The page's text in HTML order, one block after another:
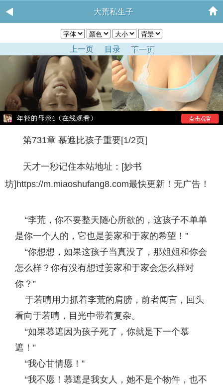
大荒私生子
上一页 目录 下一页
第731章 慕遮比孩子重要[1/2页]
天才一秒记住本站地址：[妙书
坊]https://m.miaoshufang8.com最快更新！无广告！
“李荒，你不要整天随心所欲的，这孩子不单单
是你一个人的，它也是姜家和于家的希望！”
“你想想，如果这孩子当真没了，那姐姐和你会
怎么样？你有没有想过姜家和于家会怎么样对
你？”
于若晴用力抓着李荒的肩膀，前者闻言，回头
看向于若晴，目光中带着复杂。
“如果慕遮因为孩子死了，你就是下一个慕
遮！”
“我心甘情愿！”
“我不愿！慕遮是我女人，她不是个物件，也不